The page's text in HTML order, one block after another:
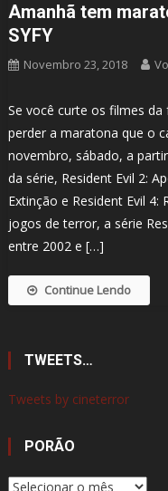
Amanhã tem
SYFY
Novembro 23, 2018
Se você curte os filmes da
perder a maratona que o
novembro, sábado, a
da série, Resident Evil 2:
Extinção e Resident Evil
jogos de terror, a série
entre 2002 e […]
Continue Lendo
TWEETS…
Tweets by cineterror
PORÃO
Porão